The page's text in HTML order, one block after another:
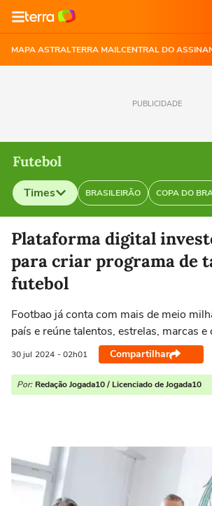
MAPA ASTRALTERRA MAILCENTRAL DO
PUBLICIDADE
Futebol
Times BRASILEIRÃO COPA DO
Selecione o time para ver as notícias
Plataforma digital
para criar programa de
futebol
Footbao já conta com mais de meio
país e reúne talentos, estrelas, marcas e
30 jul 2024 - 02h01 Compartilhar
Por: Redação Jogada10 / Licenciado de Jogada10